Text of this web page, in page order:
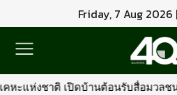
Friday, 7 Aug 2026
หะแห่งชาติ เปิดบ้านต้อนรับสื่อมวลชน